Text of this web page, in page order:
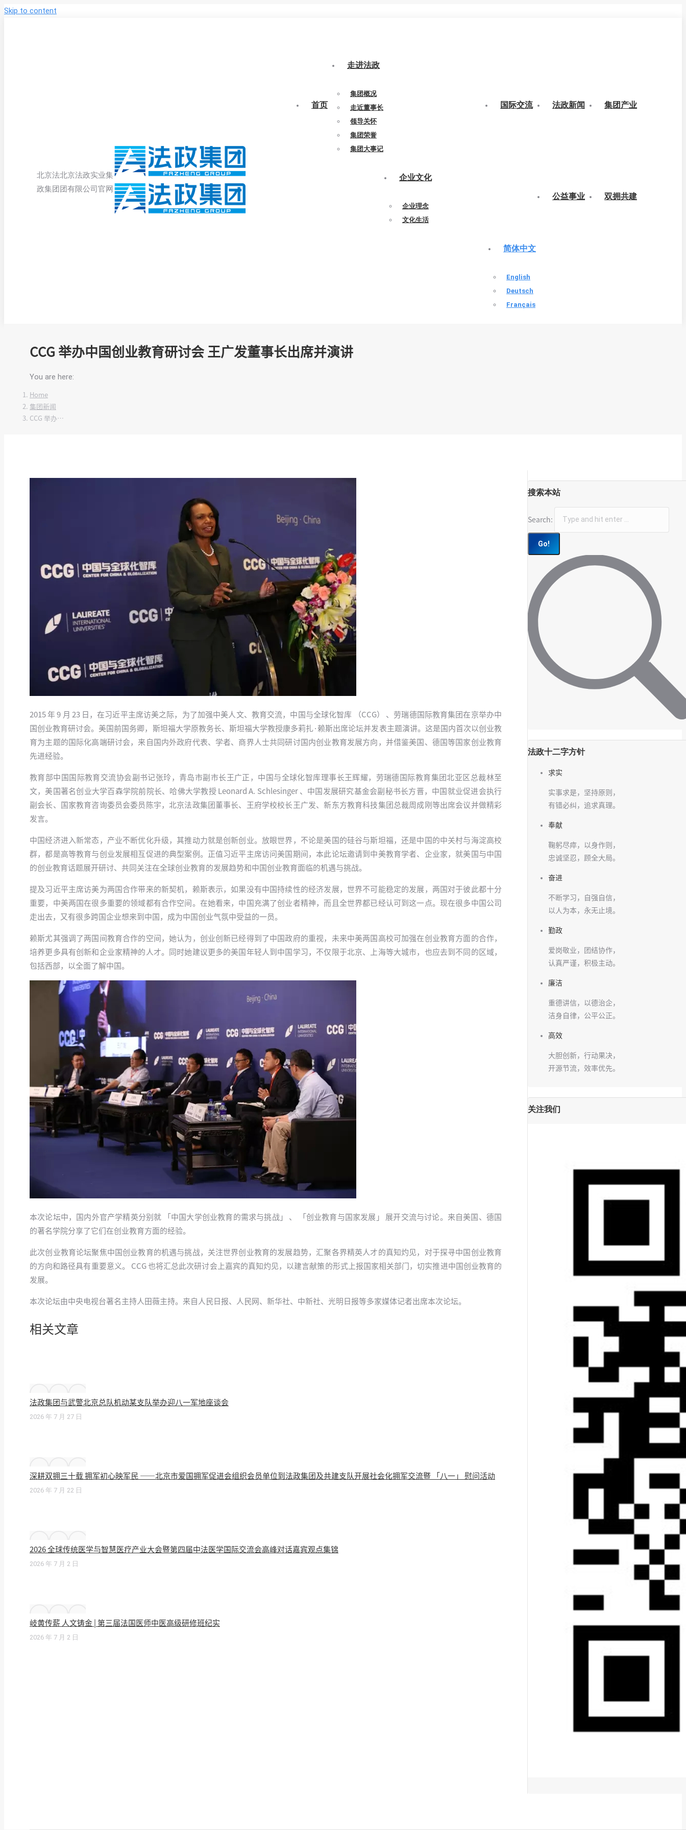
Skip to content
北京法
政集团
北京法政实业集
团有限公司官网
首页
走进法政
集团概况
走近董事长
领导关怀
集团荣誉
集团大事记
国际交流 法政新闻 集团产业
企业文化
企业理念
文化生活
公益事业 双拥共建
简体中文
English
Deutsch
Français
CCG 举办中国创业教育研讨会 王广发董事长出席并演讲
You are here:
Home
集团新闻
CCG 举办…
2015 年 9 月 23 日，在习近平主席访美之际，为了加强中美人文、教育交流，中国与全球化智库 （CCG） 、劳瑞德国际教育集团在京举办中
国创业教育研讨会。美国前国务卿，斯坦福大学原教务长、斯坦福大学教授康多莉扎·赖斯出席论坛并发表主题演讲。这是国内首次以创业教
育为主题的国际化高端研讨会，来自国内外政府代表、学者、商界人士共同研讨国内创业教育发展方向，并借鉴美国、德国等国家创业教育
先进经验。
教育部中国国际教育交流协会副书记张玲，青岛市副市长王广正，中国与全球化智库理事长王辉耀，劳瑞德国际教育集团北亚区总裁林至
文，美国著名创业大学百森学院前院长、哈佛大学教授 Leonard A. Schlesinger 、中国发展研究基金会副秘书长方晋，中国就业促进会执行
副会长、国家教育咨询委员会委员陈宇，北京法政集团董事长、王府学校校长王广发、新东方教育科技集团总裁周成刚等出席会议并做精彩
发言。
中国经济进入新常态，产业不断优化升级，其推动力就是创新创业。放眼世界，不论是美国的硅谷与斯坦福，还是中国的中关村与海淀高校
群，都是高等教育与创业发展相互促进的典型案例。正值习近平主席访问美国期间，本此论坛邀请到中美教育学者、企业家，就美国与中国
的创业教育话题展开研讨、共同关注在全球创业教育的发展趋势和中国创业教育面临的机遇与挑战。
提及习近平主席访美为两国合作带来的新契机，赖斯表示，如果没有中国持续性的经济发展，世界不可能稳定的发展，两国对于彼此都十分
重要，中美两国在很多重要的领域都有合作空间。在她看来，中国充满了创业者精神，而且全世界都已经认可到这一点。现在很多中国公司
走出去，又有很多跨国企业想来到中国，成为中国创业气氛中受益的一员。
赖斯尤其强调了两国间教育合作的空间，她认为，创业创新已经得到了中国政府的重视，未来中美两国高校可加强在创业教育方面的合作，
培养更多具有创新和企业家精神的人才。同时她建议更多的美国年轻人到中国学习，不仅限于北京、上海等大城市，也应去到不同的区域，
包括西部，以全面了解中国。
本次论坛中，国内外官产学精英分别就 「中国大学创业教育的需求与挑战」 、 「创业教育与国家发展」 展开交流与讨论。来自美国、德国
的著名学院分享了它们在创业教育方面的经验。
此次创业教育论坛聚焦中国创业教育的机遇与挑战，关注世界创业教育的发展趋势，汇聚各界精英人才的真知灼见，对于探寻中国创业教育
的方向和路径具有重要意义。 CCG 也将汇总此次研讨会上嘉宾的真知灼见，以建言献策的形式上报国家相关部门，切实推进中国创业教育的
发展。
本次论坛由中央电视台著名主持人田薇主持。来自人民日报、人民网、新华社、中新社、光明日报等多家媒体记者出席本次论坛。
相关文章
法政集团与武警北京总队机动某支队举办迎八一军地座谈会
2026 年 7 月 27 日
深耕双拥三十载 拥军初心映军民 ——北京市爱国拥军促进会组织会员单位到法政集团及共建支队开展社会化拥军交流暨 「八一」 慰问活动
2026 年 7 月 22 日
2026 全球传统医学与智慧医疗产业大会暨第四届中法医学国际交流会高峰对话嘉宾观点集锦
2026 年 7 月 2 日
岐黄传薪 人文铸金 | 第三届法国医师中医高级研修班纪实
2026 年 7 月 2 日
搜索本站
Search:
法政十二字方针
求实
实事求是，坚持原则，
有错必纠，追求真理。
奉献
鞠躬尽瘁，以身作则，
忠诚坚忍，顾全大局。
奋进
不断学习，自强自信，
以人为本，永无止境。
勤政
爱岗敬业，团结协作，
认真严谨，积极主动。
廉洁
重德讲信，以德治企，
洁身自律，公平公正。
高效
大胆创新，行动果决，
开源节流，效率优先。
关注我们